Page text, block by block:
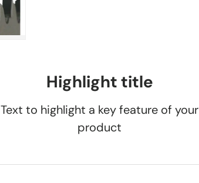
Highlight title
Text to highlight a key feature of your
product